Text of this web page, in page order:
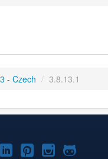
- Czech / 3.8.13.1
Joomla!Joomla!
Joomla!Joomla!